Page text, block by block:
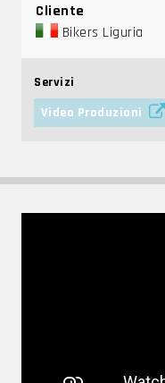
Cliente
Bikers Liguria
Servizi
Video Produzioni